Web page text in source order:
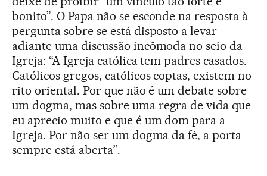
bonito”. O Papa não se esconde na resposta à
pergunta sobre se está disposto a levar
adiante uma discussão incômoda no seio da
Igreja: “A Igreja católica tem padres casados.
Católicos gregos, católicos coptas, existem no
rito oriental. Por que não é um debate sobre
um dogma, mas sobre uma regra de vida que
eu aprecio muito e que é um dom para a
Igreja. Por não ser um dogma da fé, a porta
sempre está aberta”.